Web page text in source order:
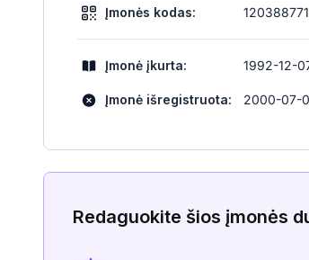
Įmonės kodas: 120388771
Įmonė įkurta: 1992-12-
Įmonė išregistruota: 2000-07-
Redaguokite šios įmonės